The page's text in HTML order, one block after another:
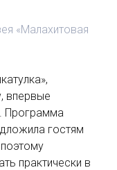
«Малахитовая
впервые
Программа
гостям
практически в